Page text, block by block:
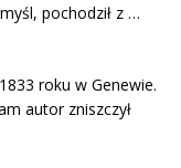
pochodził z …
roku w Genewie.
autor zniszczył